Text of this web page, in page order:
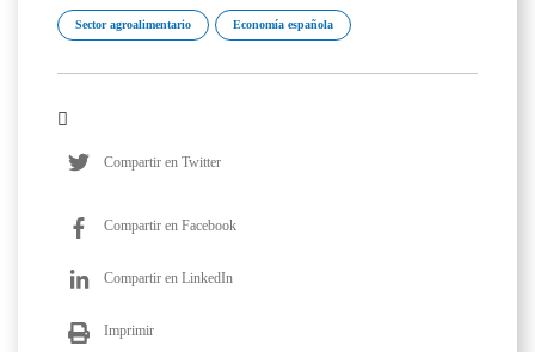
Sector agroalimentario Economía española
Compartir en Twitter
Compartir en Facebook
Compartir en LinkedIn
Imprimir